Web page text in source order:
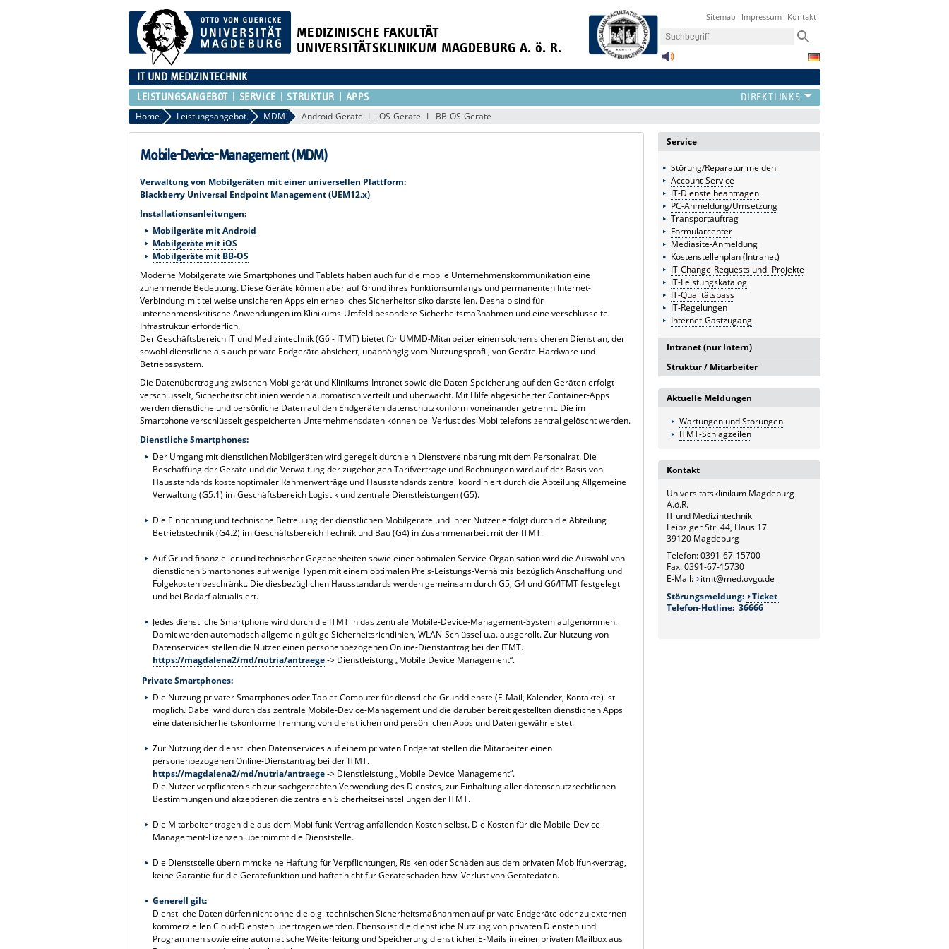
MEDIZINISCHE FAKULTÄT
UNIVERSITÄTSKLINIKUM MAGDEBURG A. ö. R.
Sitemap Impressum Kontakt
IT UND MEDIZINTECHNIK
LEISTUNGSANGEBOT SERVICE STRUKTUR APPS
Home Leistungsangebot MDM Android-Geräte iOS-Geräte BB-OS-Geräte
Mobile-Device-Management (MDM)
Verwaltung von Mobilgeräten mit einer universellen Plattform:
Blackberry Universal Endpoint Management (UEM12.x)
Installationsanleitungen:
Mobilgeräte mit Android
Mobilgeräte mit iOS
Mobilgeräte mit BB-OS
Moderne Mobilgeräte wie Smartphones und Tablets haben auch für die mobile Unternehmenskommunikation eine
zunehmende Bedeutung. Diese Geräte können aber auf Grund ihres Funktionsumfangs und permanenten Internet-
Verbindung mit teilweise unsicheren Apps ein erhebliches Sicherheitsrisiko darstellen. Deshalb sind für
unternehmenskritische Anwendungen im Klinikums-Umfeld besondere Sicherheitsmaßnahmen und eine verschlüsselte
Infrastruktur erforderlich.
Der Geschäftsbereich IT und Medizintechnik (G6 - ITMT) bietet für UMMD-Mitarbeiter einen solchen sicheren Dienst an, der
sowohl dienstliche als auch private Endgeräte absichert, unabhängig vom Nutzungsprofil, von Geräte-Hardware und
Betriebssystem.
Die Datenübertragung zwischen Mobilgerät und Klinikums-Intranet sowie die Daten-Speicherung auf den Geräten erfolgt
verschlüsselt, Sicherheitsrichtlinien werden automatisch verteilt und überwacht. Mit Hilfe abgesicherter Container-Apps
werden dienstliche und persönliche Daten auf den Endgeräten datenschutzkonform voneinander getrennt. Die im
Smartphone verschlüsselt gespeicherten Unternehmensdaten können bei Verlust des Mobiltelefons zentral gelöscht werden.
Dienstliche Smartphones:
Der Umgang mit dienstlichen Mobilgeräten wird geregelt durch ein Dienstvereinbarung mit dem Personalrat. Die
Beschaffung der Geräte und die Verwaltung der zugehörigen Tarifverträge und Rechnungen wird auf der Basis von
Hausstandards kostenoptimaler Rahmenverträge und Hausstandards zentral koordiniert durch die Abteilung Allgemeine
Verwaltung (G5.1) im Geschäftsbereich Logistik und zentrale Dienstleistungen (G5).
Die Einrichtung und technische Betreuung der dienstlichen Mobilgeräte und ihrer Nutzer erfolgt durch die Abteilung
Betriebstechnik (G4.2) im Geschäftsbereich Technik und Bau (G4) in Zusammenarbeit mit der ITMT.
Auf Grund finanzieller und technischer Gegebenheiten sowie einer optimalen Service-Organisation wird die Auswahl von
dienstlichen Smartphones auf wenige Typen mit einem optimalen Preis-Leistungs-Verhältnis bezüglich Anschaffung und
Folgekosten beschränkt. Die diesbezüglichen Hausstandards werden gemeinsam durch G5, G4 und G6/ITMT festgelegt
und bei Bedarf aktualisiert.
Jedes dienstliche Smartphone wird durch die ITMT in das zentrale Mobile-Device-Management-System aufgenommen.
Damit werden automatisch allgemein gültige Sicherheitsrichtlinien, WLAN-Schlüssel u.a. ausgerollt. Zur Nutzung von
Datenservices stellen die Nutzer einen personenbezogenen Online-Dienstantrag bei der ITMT.
https://magdalena2/md/nutria/antraege-> Dienstleistung „Mobile Device Management“.
Private Smartphones:
Die Nutzung privater Smartphones oder Tablet-Computer für dienstliche Grunddienste (E-Mail, Kalender, Kontakte) ist
möglich. Dabei wird durch das zentrale Mobile-Device-Management und die darüber bereit gestellten dienstlichen Apps
eine datensicherheitskonforme Trennung von dienstlichen und persönlichen Apps und Daten gewährleistet.
Zur Nutzung der dienstlichen Datenservices auf einem privaten Endgerät stellen die Mitarbeiter einen
personenbezogenen Online-Dienstantrag bei der ITMT.
https://magdalena2/md/nutria/antraege-> Dienstleistung „Mobile Device Management“.
Die Nutzer verpflichten sich zur sachgerechten Verwendung des Dienstes, zur Einhaltung aller datenschutzrechtlichen
Bestimmungen und akzeptieren die zentralen Sicherheitseinstellungen der ITMT.
Die Mitarbeiter tragen die aus dem Mobilfunk-Vertrag anfallenden Kosten selbst. Die Kosten für die Mobile-Device-
Management-Lizenzen übernimmt die Dienststelle.
Die Dienststelle übernimmt keine Haftung für Verpflichtungen, Risiken oder Schäden aus dem privaten Mobilfunkvertrag,
keine Garantie für die Gerätefunktion und haftet nicht für Geräteschäden bzw. Verlust von Gerätedaten.
Generell gilt:
Dienstliche Daten dürfen nicht ohne die o.g. technischen Sicherheitsmaßnahmen auf private Endgeräte oder zu externen
kommerziellen Cloud-Diensten übertragen werden. Ebenso ist die dienstliche Nutzung von privaten Diensten und
Programmen sowie eine automatische Weiterleitung und Speicherung dienstlicher E-Mails in einer privaten Mailbox aus
Aktuelle Meldungen
Wartungen und Störungen
ITMT-Schlagzeilen
Service
Störung/Reparatur melden
Account-Service
IT-Dienste beantragen
PC-Anmeldung/Umsetzung
Transportauftrag
Formularcenter
Mediasite-Anmeldung
Kostenstellenplan (Intranet)
IT-Change-Requests und -Projekte
IT-Leistungskatalog
IT-Qualitätspass
IT-Regelungen
Internet-Gastzugang
Intranet (nur Intern)
Intranetserver
Struktur / Mitarbeiter
G6
Leitung und Sekretariat
G6.1
Medizintechnik
G6.2
G6.3
Netzwerk und Kommunikation
G6.4
Systemmanagement und
bildverarbeitende Systeme
Klinische und Betriebswirtschaftliche
Applikationen
Kontakt
Universitätsklinikum Magdeburg
A.ö.R.
IT und Medizintechnik
Leipziger Str. 44, Haus 17
39120 Magdeburg
Telefon: 0391-67-15700
Fax: 0391-67-15730
E-Mail:
itmt@med.ovgu.de
Störungsmeldung:
Ticket
Telefon-Hotline: 36666